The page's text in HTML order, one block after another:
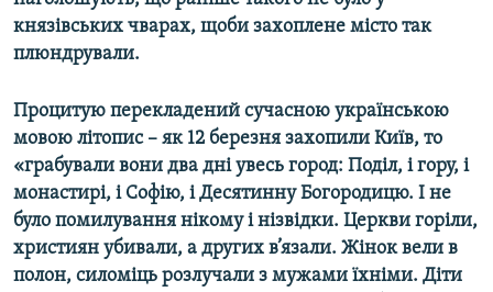
князівських чварах, щоби захоплене місто так
плюндрували.
Процитую перекладений сучасною українською
мовою літопис – як 12 березня захопили Київ, то
«грабували вони два дні увесь город: Поділ, і гору, і
монастирі, і Софію, і Десятинну Богородицю. І не
було помилування нікому і нізвідки. Церкви горіли,
християн убивали, а других в’язали. Жінок вели в
полон, силоміць розлучали з мужами їхніми. Діти